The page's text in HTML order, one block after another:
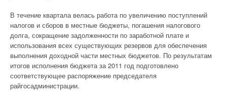
В течение квартала велась работа по увеличению поступлений
налогов и сборов в местные бюджеты, погашения налогового
долга, сокращение задолженности по заработной плате и
использования всех существующих резервов для обеспечения
выполнения доходной части местных бюджетов. По результатам
итогов исполнения бюджета за 2011 год подготовлено
соответствующее распоряжение председателя
райгосадминистрации.